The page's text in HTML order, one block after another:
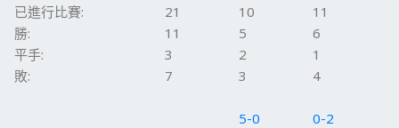
已進行比賽:
21 10
11
勝:
11 5
6
平手:
3 2
1
敗:
7 3 4
5-0
0-2